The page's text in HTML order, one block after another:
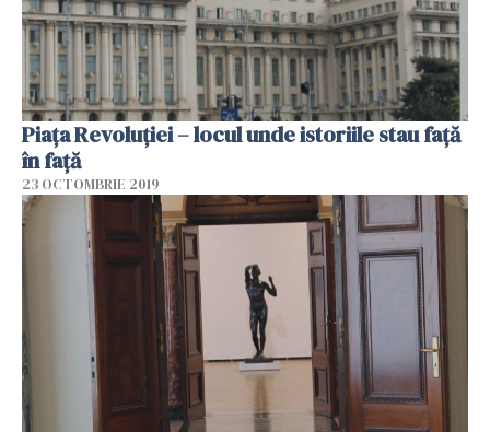
Piața Revoluției – locul unde istoriile stau față
în față
23 OCTOMBRIE 2019